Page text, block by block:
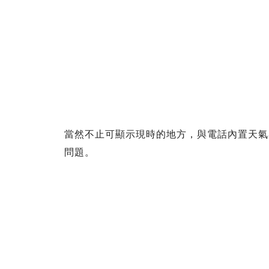
當然不止可顯示現時的地方，與電話內置天
問題。